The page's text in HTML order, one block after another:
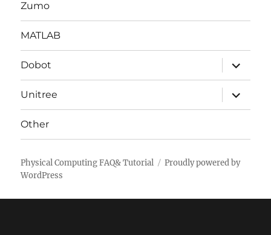
Zumo
MATLAB
Dobot
サ
ブ
メ
ニ
ュ
ー
開
Unitree
サ
ブ
メ
ー
展
開
Other
Physical Computing FAQ& Tutorial
Proudly powered by
WordPress